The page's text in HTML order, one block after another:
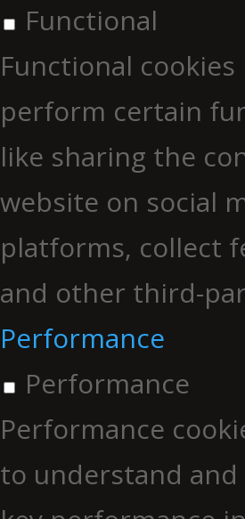
Functional
Functional
perform certain
like sharing the
website on social
platforms, collect
and other third-
Performance
Performance
Performance
to understand and